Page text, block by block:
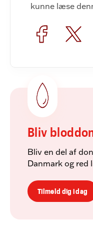
kunne læse
Bliv
Bliv en del af
Danmark og red
Tilmeld dig i dag